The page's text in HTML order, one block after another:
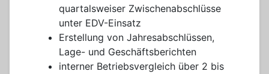
quartalsweiser Zwischenabschlüsse
unter EDV-Einsatz
Erstellung von Jahresabschlüssen,
Lage- und Geschäftsberichten
interner Betriebsvergleich über 2 bis